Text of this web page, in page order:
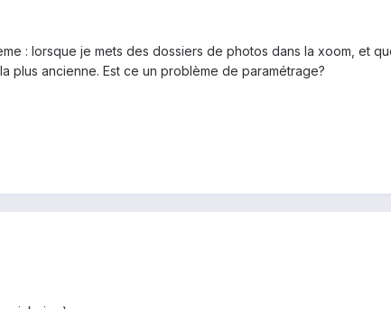
: lorsque je mets des dossiers de photos dans la xoom, et
ancienne. Est ce un problème de paramétrage?